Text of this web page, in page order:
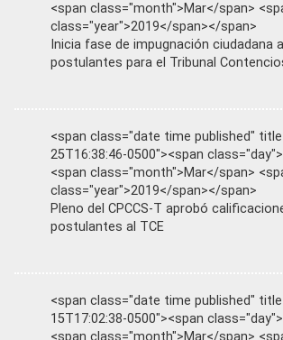
<span class="month">Mar</span>
class="year">2019</span></span>
Inicia fase de impugnación ciudadana
postulantes para el Tribunal
<span class="date time published"
25T16:38:46-0500"><span
<span class="month">Mar</span>
class="year">2019</span></span>
Pleno del CPCCS-T aprobó
postulantes al TCE
<span class="date time published"
15T17:02:38-0500"><span
<span class="month">Mar</span>